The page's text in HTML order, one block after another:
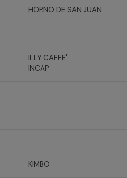
HORNO DE SAN JUAN
ILLY CAFFE'
INCAP
KIMBO